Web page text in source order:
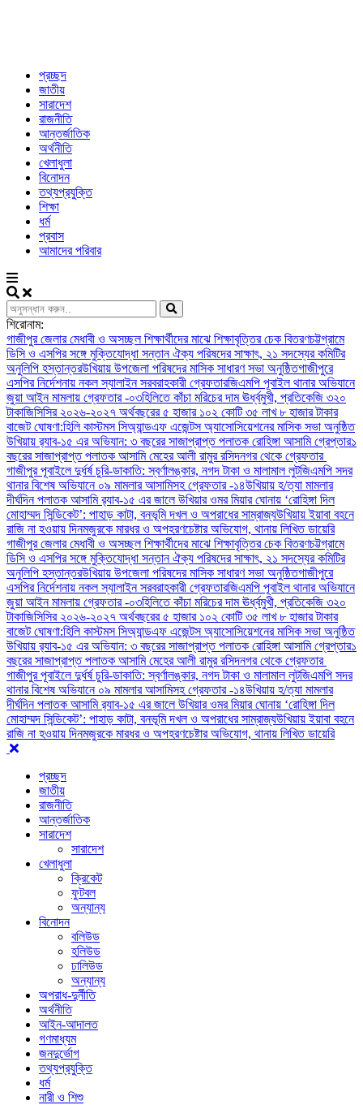
প্রচ্ছদ
জাতীয়
সারাদেশ
রাজনীতি
আন্তর্জাতিক
অর্থনীতি
খেলাধুলা
বিনোদন
তথ্যপ্রযুক্তি
শিক্ষা
ধর্ম
প্রবাস
আমাদের পরিবার
শিরোনাম:
গাজীপুর জেলার মেধাবী ও অসচ্ছল শিক্ষার্থীদের মাঝে শিক্ষাবৃত্তির চেক বিতরণচট্টগ্রামে
ডিসি ও এসপির সঙ্গে মুক্তিযোদ্ধা সন্তান ঐক্য পরিষদের সাক্ষাৎ, ২১ সদস্যের কমিটির
অনুলিপি হস্তান্তরউখিয়ায় উপজেলা পরিষদের মাসিক সাধারণ সভা অনুষ্ঠিতগাজীপুরে
এসপির নির্দেশনায় নকল স্যালাইন সরবরাহকারী গ্রেফতারজিএমপি পূবাইল থানার অভিযানে
জুয়া আইন মামলায় গ্রেফতার -০৩হিলিতে কাঁচা মরিচের দাম ঊর্ধ্বমুখী, প্রতিকেজি ৩২০
টাকাজিসিসির ২০২৬-২০২৭ অর্থবছরের ৫ হাজার ১০২ কোটি ৩৫ লাখ ৮ হাজার টাকার
বাজেট ঘোষণা:হিলি কাস্টমস সিঅ্যান্ডএফ এজেন্টস অ্যাসোসিয়েশনের মাসিক সভা অনুষ্ঠিত
উখিয়ায় র‍্যাব-১৫ এর অভিযান: ৩ বছরের সাজাপ্রাপ্ত পলাতক রোহিঙ্গা আসামি গ্রেপ্তার১
বছরের সাজাপ্রাপ্ত পলাতক আসামি মেহের আলী রামুর রসিদনগর থেকে গ্রেফতার ‎
গাজীপুর পূবাইলে দুর্ধর্ষ চুরি-ডাকাতি: স্বর্ণালঙ্কার, নগদ টাকা ও মালামাল লুটজিএমপি সদর
থানার বিশেষ অভিযানে ০৯ মামলার আসামিসহ গ্রেফতার -১৪উখিয়ায় হ/ত্যা মামলার
দীর্ঘদিন পলাতক আসামি র‌্যাব-১৫ এর জালে ‎‎উখিয়ার ওমর মিয়ার ঘোনায় ‘রোহিঙ্গা দিল
মোহাম্মদ সিন্ডিকেট’: পাহাড় কাটা, বনভূমি দখল ও অপরাধের সাম্রাজ্যউখিয়ায় ইয়াবা বহনে
রাজি না হওয়ায় দিনমজুরকে মারধর ও অপহরণচেষ্টার অভিযোগ, থানায় লিখিত ডায়েরি
গাজীপুর জেলার মেধাবী ও অসচ্ছল শিক্ষার্থীদের মাঝে শিক্ষাবৃত্তির চেক বিতরণচট্টগ্রামে
ডিসি ও এসপির সঙ্গে মুক্তিযোদ্ধা সন্তান ঐক্য পরিষদের সাক্ষাৎ, ২১ সদস্যের কমিটির
অনুলিপি হস্তান্তরউখিয়ায় উপজেলা পরিষদের মাসিক সাধারণ সভা অনুষ্ঠিতগাজীপুরে
এসপির নির্দেশনায় নকল স্যালাইন সরবরাহকারী গ্রেফতারজিএমপি পূবাইল থানার অভিযানে
জুয়া আইন মামলায় গ্রেফতার -০৩হিলিতে কাঁচা মরিচের দাম ঊর্ধ্বমুখী, প্রতিকেজি ৩২০
টাকাজিসিসির ২০২৬-২০২৭ অর্থবছরের ৫ হাজার ১০২ কোটি ৩৫ লাখ ৮ হাজার টাকার
বাজেট ঘোষণা:হিলি কাস্টমস সিঅ্যান্ডএফ এজেন্টস অ্যাসোসিয়েশনের মাসিক সভা অনুষ্ঠিত
উখিয়ায় র‍্যাব-১৫ এর অভিযান: ৩ বছরের সাজাপ্রাপ্ত পলাতক রোহিঙ্গা আসামি গ্রেপ্তার১
বছরের সাজাপ্রাপ্ত পলাতক আসামি মেহের আলী রামুর রসিদনগর থেকে গ্রেফতার ‎
গাজীপুর পূবাইলে দুর্ধর্ষ চুরি-ডাকাতি: স্বর্ণালঙ্কার, নগদ টাকা ও মালামাল লুটজিএমপি সদর
থানার বিশেষ অভিযানে ০৯ মামলার আসামিসহ গ্রেফতার -১৪উখিয়ায় হ/ত্যা মামলার
দীর্ঘদিন পলাতক আসামি র‌্যাব-১৫ এর জালে ‎‎উখিয়ার ওমর মিয়ার ঘোনায় ‘রোহিঙ্গা দিল
মোহাম্মদ সিন্ডিকেট’: পাহাড় কাটা, বনভূমি দখল ও অপরাধের সাম্রাজ্যউখিয়ায় ইয়াবা বহনে
রাজি না হওয়ায় দিনমজুরকে মারধর ও অপহরণচেষ্টার অভিযোগ, থানায় লিখিত ডায়েরি
প্রচ্ছদ
জাতীয়
রাজনীতি
আন্তর্জাতিক
সারাদেশ
সারাদেশ
খেলাধুলা
ক্রিকেট
ফুটবল
অন্যান্য
বিনোদন
বলিউড
হলিউড
ঢালিউড
অন্যান্য
অপরাধ-দুর্নীতি
অর্থনীতি
আইন-আদালত
গণমাধ্যম
জনদুর্ভোগ
তথ্যপ্রযুক্তি
ধর্ম
নারী ও শিশু